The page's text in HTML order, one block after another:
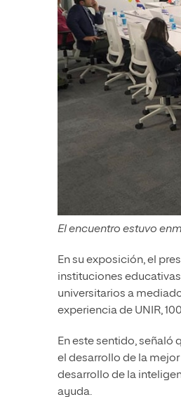
El encuentro estuvo
En su exposición, el
instituciones
universitarios a
experiencia de UNIR,
En este sentido, señaló
el desarrollo de la
desarrollo de la
ayuda.